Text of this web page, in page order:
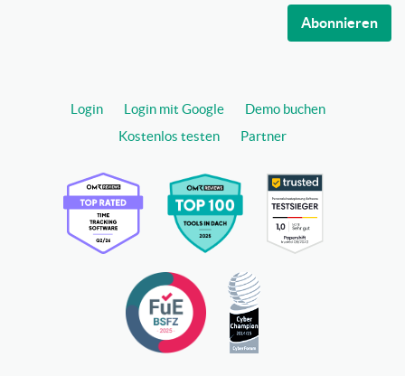
Abonnieren
Login Login mit Google
Demo buchen
Kostenlos testen
Partner